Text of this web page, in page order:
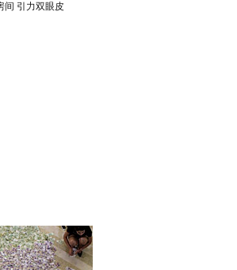
间 引力双眼皮